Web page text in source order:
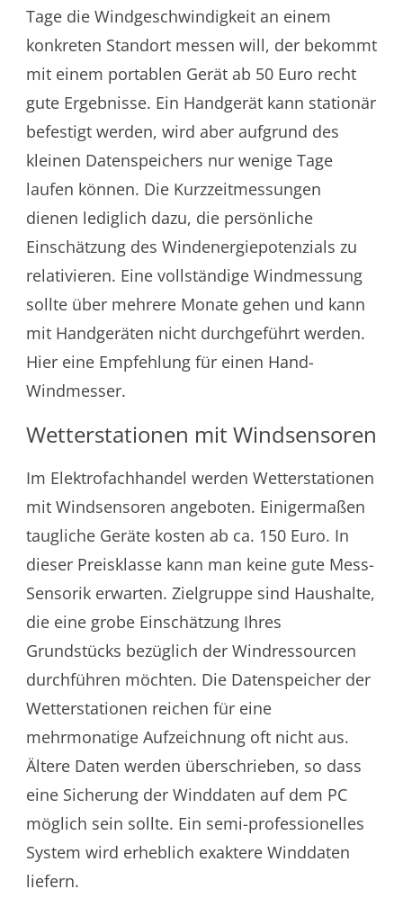
Tage die Windgeschwindigkeit an einem
konkreten Standort messen will, der bekommt
mit einem portablen Gerät ab 50 Euro recht
gute Ergebnisse. Ein Handgerät kann stationär
befestigt werden, wird aber aufgrund des
kleinen Datenspeichers nur wenige Tage
laufen können. Die Kurzzeitmessungen
dienen lediglich dazu, die persönliche
Einschätzung des Windenergiepotenzials zu
relativieren. Eine vollständige Windmessung
sollte über mehrere Monate gehen und kann
mit Handgeräten nicht durchgeführt werden.
Hier eine Empfehlung für einen Hand-
Windmesser.
Wetterstationen mit Windsensoren
Im Elektrofachhandel werden Wetterstationen
mit Windsensoren angeboten. Einigermaßen
taugliche Geräte kosten ab ca. 150 Euro. In
dieser Preisklasse kann man keine gute Mess-
Sensorik erwarten. Zielgruppe sind Haushalte,
die eine grobe Einschätzung Ihres
Grundstücks bezüglich der Windressourcen
durchführen möchten. Die Datenspeicher der
Wetterstationen reichen für eine
mehrmonatige Aufzeichnung oft nicht aus.
Ältere Daten werden überschrieben, so dass
eine Sicherung der Winddaten auf dem PC
möglich sein sollte. Ein semi-professionelles
System wird erheblich exaktere Winddaten
liefern.